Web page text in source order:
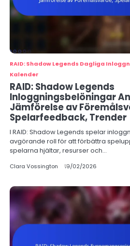
RAID: Shadow Legends Dagliga
Kalender
RAID: Shadow Legends
Inloggningsbelöningar
Jämförelse av
Spelarfeedback, Trender
I RAID: Shadow Legends spelar
avgörande roll för att förbättra
spelarna hjältar, resurser och…
Clara Vossington 19/02/2026